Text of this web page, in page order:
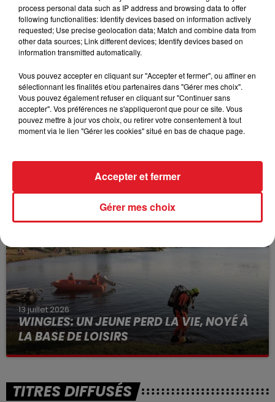
FILS D'ACTUS
VOLONTAIRE EN COURS, APRÈS LA...
Selon les premiers éléments, le logement servait
à des prostituées
13 juillet 2026
WINGLES: UN JEUNE PERD LA VIE, NOYÉ À
LA BASE DE LOISIRS
La victime a coulé à pic
TITRES DIFFUSÉS
process personal data such as IP address and browsing data to offer
following functionalities: Identify devices based on information actively
requested; Use precise geolocation data; Match and combine data from
other data sources; Link different devices; Identify devices based on
information transmitted automatically.
Vous pouvez accepter en cliquant sur "Accepter et fermer", ou affiner en
sélectionnant les finalités et/ou partenaires dans "Gérer mes choix".
Vous pouvez également refuser en cliquant sur "Continuer sans
accepter". Vos préférences ne s'appliqueront que pour ce site. Vous
pouvez mettre à jour vos choix, ou retirer votre consentement à tout
moment via le lien "Gérer les cookies" situé en bas de chaque page.
Gérer mes choix
Accepter et fermer